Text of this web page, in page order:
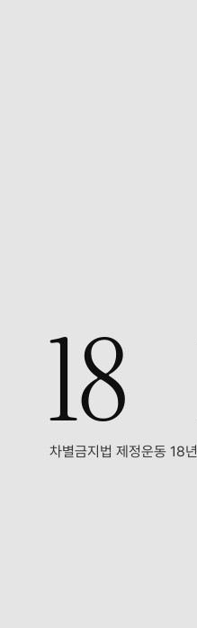
18
차별금지법 제정운동 18년